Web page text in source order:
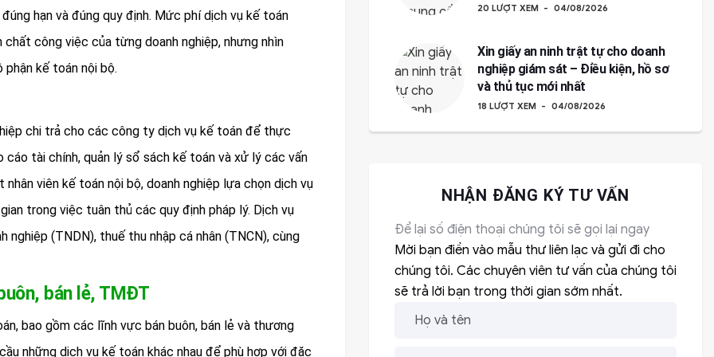
hạn và đúng quy định. Mức phí dịch vụ kế toán
công việc của từng doanh nghiệp, nhưng nhìn
kế toán nội bộ.
chi trả cho các công ty dịch vụ kế toán để thực
tài chính, quản lý sổ sách kế toán và xử lý các vấn
viên kế toán nội bộ, doanh nghiệp lựa chọn dịch vụ
trong việc tuân thủ các quy định pháp lý. Dịch vụ
nghiệp (TNDN), thuế thu nhập cá nhân (TNCN), cùng
bán lẻ, TMĐT
bao gồm các lĩnh vực bán buôn, bán lẻ và thương
những dịch vụ kế toán khác nhau để phù hợp với đặc
20 LƯỢT XEM 04/08/2026
Xin giấy an ninh trật tự cho doanh
nghiệp giám sát – Điều kiện, hồ sơ
và thủ tục mới nhất
18 LƯỢT XEM 04/08/2026
NHẬN ĐĂNG KÝ TƯ VẤN
Để lại số điện thoại chúng tôi sẽ gọi lại ngay
Mời bạn điền vào mẫu thư liên lạc và gửi đi cho
chúng tôi. Các chuyên viên tư vấn của chúng tôi
sẽ trả lời bạn trong thời gian sớm nhất.